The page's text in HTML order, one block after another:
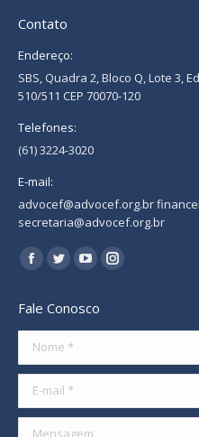
Contato
Endereço:
SBS, Quadra 2, Bloco Q, Lote 3,
510/511 CEP 70070-120
Telefones:
(61) 3224-3020
E-mail:
advocef@advocef.org.br
secretaria@advocef.org.br
Encontre-nos em:
Facebook
opens
new
window
Twitter
opens
new
window
YouTube
opens
new
Instagram
new
Fale Conosco
Nome *
E-mail *
Mensagem